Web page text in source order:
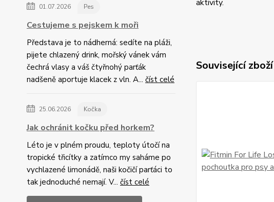
01.07.2026 Pes
Cestujeme s pejskem k moři
Představa je to nádherná: sedíte na pláži,
pijete chlazený drink, mořský vánek vám
čechrá vlasy a váš čtyřnohý parťák
nadšeně aportuje klacek z vln. A... číst celé
25.06.2026 Kočka
Jak ochránit kočku před horkem?
Léto je v plném proudu, teploty útočí na
tropické třicítky a zatímco my saháme po
vychlazené limonádě, naši kočičí parťáci to
tak jednoduché nemají. V... číst celé
aktivity.
Související zboží